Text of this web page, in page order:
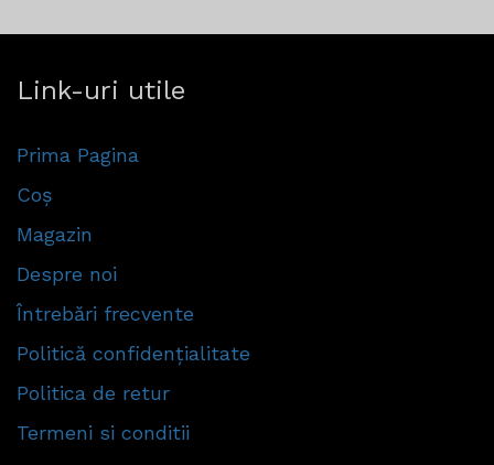
Link-uri utile
Prima Pagina
Coș
Magazin
Despre noi
Întrebări frecvente
Politică confidențialitate
Politica de retur
Termeni si conditii